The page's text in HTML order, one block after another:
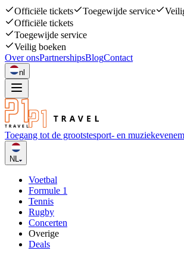
Officiële tickets Toegewijde service
Officiële tickets
Toegewijde service
Veilig boeken
Over onsPartnershipsBlogContact
nl
Toegang tot de grootstesport- en
NL
Voetbal
Formule 1
Tennis
Rugby
Concerten
Overige
Deals